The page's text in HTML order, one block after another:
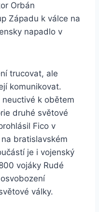
Orbán
Západu k válce na
napadlo v
trucovat, ale
komunikovat.
k obětem
druhé světové
Fico v
bratislavském
je i vojenský
vojáky Rudé
války.